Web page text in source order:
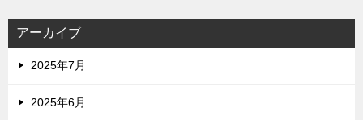
アーカイブ
2025年7月
2025年6月